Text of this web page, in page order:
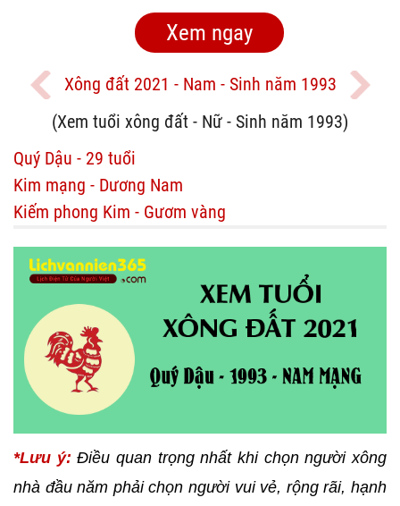
Xông đất 2021 - Nam - Sinh năm 1993
(Xem tuổi xông đất - Nữ - Sinh năm 1993)
Quý Dậu - 29 tuổi
Kim mạng - Dương Nam
Kiếm phong Kim - Gươm vàng
*Lưu ý: Điều quan trọng nhất khi chọn người xông
nhà đầu năm phải chọn người vui vẻ, rộng rãi, hạnh